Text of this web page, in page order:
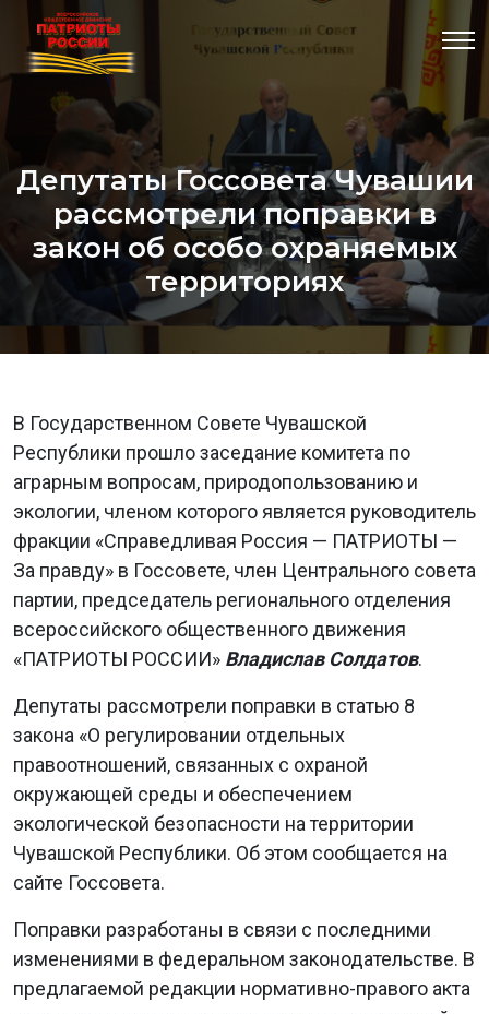
Депутаты Госсовета Чувашии
рассмотрели поправки в
закон об особо охраняемых
территориях
В Государственном Совете Чувашской
Республики прошло заседание комитета по
аграрным вопросам, природопользованию и
экологии, членом которого является руководитель
фракции «Справедливая Россия — ПАТРИОТЫ —
За правду» в Госсовете, член Центрального совета
партии, председатель регионального отделения
всероссийского общественного движения
«ПАТРИОТЫ РОССИИ» Владислав Солдатов.
Депутаты рассмотрели поправки в статью 8
закона «О регулировании отдельных
правоотношений, связанных с охраной
окружающей среды и обеспечением
экологической безопасности на территории
Чувашской Республики. Об этом сообщается на
сайте Госсовета.
Поправки разработаны в связи с последними
изменениями в федеральном законодательстве. В
предлагаемой редакции нормативно-правого акта